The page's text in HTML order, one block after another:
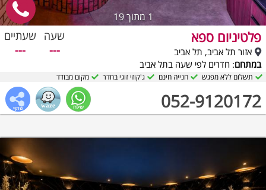
1 מתוך 19
פלטיניום ספא
אזור תל אביב, תל אביב
במתחם: חדרים לפי שעה בתל אביב
052-9120172
שעה
---
שעתיים
---
תשלום ללא מפגש חנייה חינם ג'קוזי זוגי בחדר מקום מבודד